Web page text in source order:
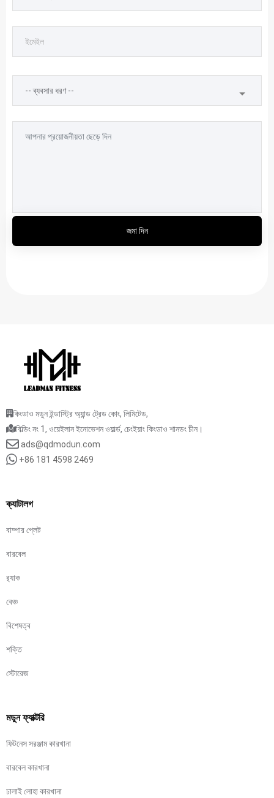
জমা দিন
কিংডাও মডুন ইন্ডাস্ট্রি অ্যান্ড ট্রেড কোং, লিমিটেড,
বিল্ডিং নং 1, ওয়েইলান ইনোভেশন ওয়ার্ল্ড, চেংইয়াং কিংডাও শানডং চীন।
ads@qdmodun.com
+86 181 4598 2469
ক্যাটালগ
বাম্পার প্লেট
বারবেল
র‍্যাক
বেঞ্চ
বিশেষত্ব
শক্তি
স্টোরেজ
মডুন ফ্যাক্টরি
ফিটনেস সরঞ্জাম কারখানা
বারবেল কারখানা
ঢালাই লোহা কারখানা